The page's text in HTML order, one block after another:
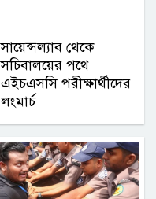
সায়েন্সল্যাব থেকে
সচিবালয়ের পথে
এইচএসসি পরীক্ষার্থীদের
লংমার্চ